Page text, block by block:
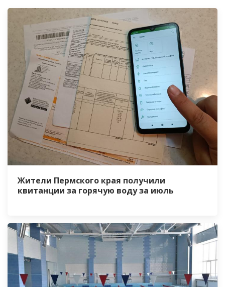
Жители Пермского края получили
квитанции за горячую воду за июль